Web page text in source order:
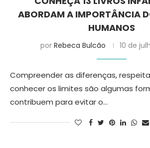
ABORDAM A IMPORTÂNCIA
HUMANOS
por Rebeca Bulcão 10 de
Compreender as diferenças,
conhecer os limites são algumas
contribuem para evitar o…